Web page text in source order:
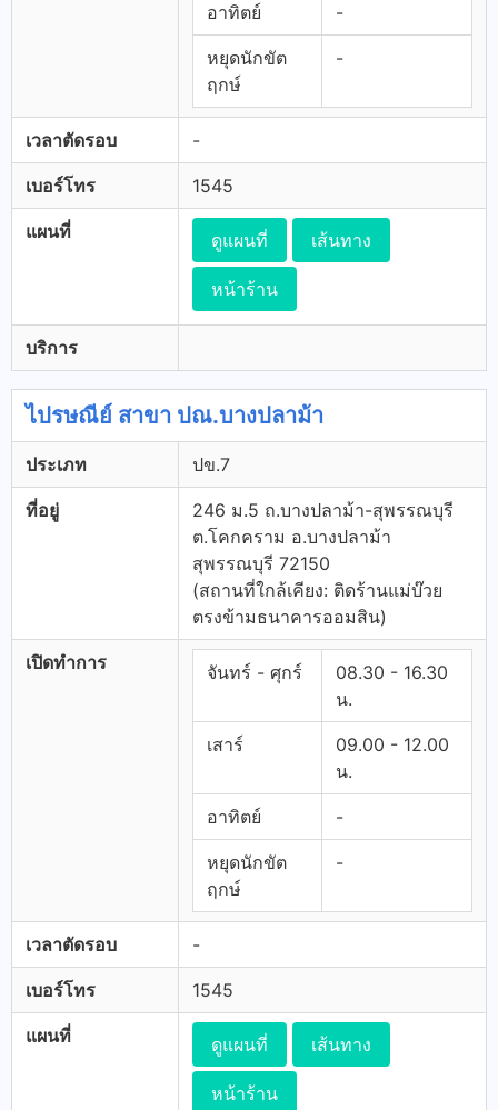
อาทิตย์ -
หยุดนักขัต
ฤกษ์
-
เวลาตัดรอบ -
เบอร์โทร 1545
แผนที่ ดูแผนที่ เส้นทาง
หน้าร้าน
บริการ
ไปรษณีย์ สาขา ปณ.บางปลาม้า
ประเภท ปข.7
ที่อยู่
246 ม.5 ถ.บางปลาม้า-สุพรรณบุรี
ต.โคกคราม อ.บางปลาม้า
สุพรรณบุรี 72150
(สถานที่ใกล้เคียง: ติดร้านแม่บ๊วย
ตรงข้ามธนาคารออมสิน)
เปิดทำการ จันทร์ - ศุกร์
08.30 - 16.30
น.
เสาร์
09.00 - 12.00
น.
อาทิตย์ -
หยุดนักขัต
ฤกษ์
-
เวลาตัดรอบ -
เบอร์โทร 1545
แผนที่ ดูแผนที่ เส้นทาง
หน้าร้าน